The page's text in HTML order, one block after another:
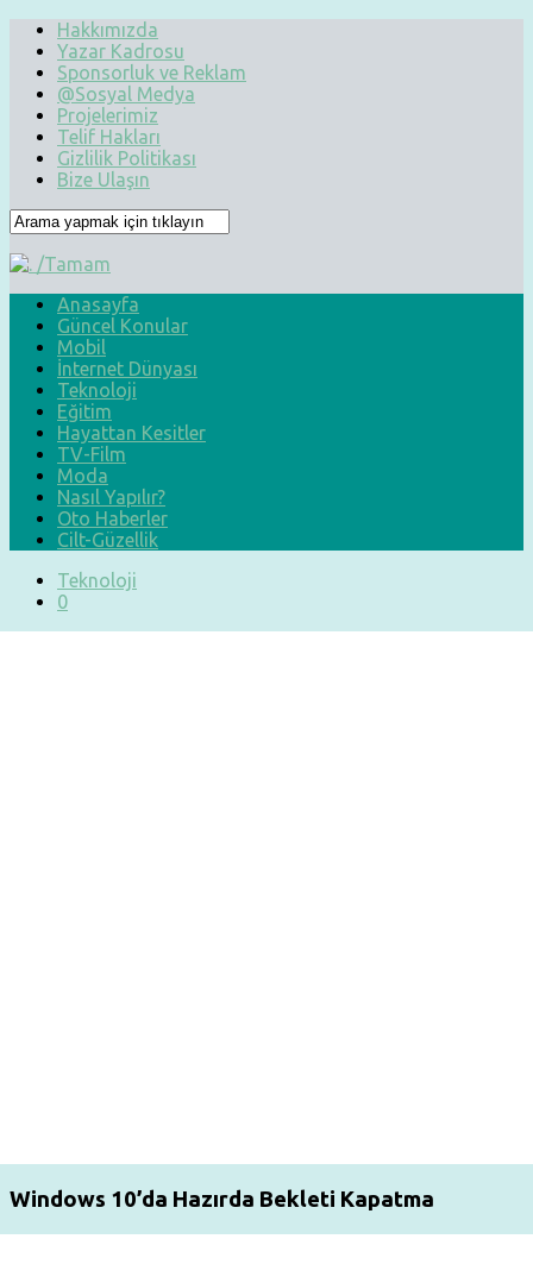
Hakkımızda
Yazar Kadrosu
Sponsorluk ve Reklam
@Sosyal Medya
Projelerimiz
Telif Hakları
Gizlilik Politikası
Bize Ulaşın
Anasayfa
Güncel Konular
Mobil
İnternet Dünyası
Teknoloji
Eğitim
Hayattan Kesitler
TV-Film
Moda
Nasıl Yapılır?
Oto Haberler
Cilt-Güzellik
Teknoloji
0
Windows 10’da Hazırda Bekleti Kapatma